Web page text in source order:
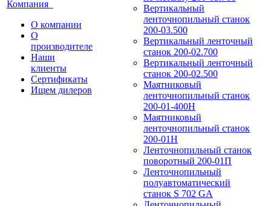
Компания
О компании
О
производителе
Наши
клиенты
Сертификаты
Ищем дилеров
Вертикальный
ленточнопильный станок
200-03.500
Вертикальный ленточный
станок 200-02.700
Вертикальный ленточный
станок 200-02.500
Маятниковый
ленточнопильный станок
200-01-400Н
Маятниковый
ленточнопильный станок
200-01Н
Ленточнопильный станок
поворотный 200-01П
Ленточнопильный
полуавтоматический
станок S 702 GA